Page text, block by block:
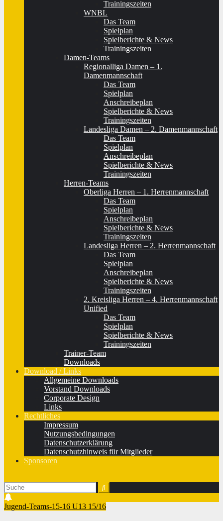
Trainingszeiten
WNBL
Das Team
Spielplan
Spielberichte & News
Trainingszeiten
Damen-Teams
Regionalliga Damen – 1.
Damenmannschaft
Das Team
Spielplan
Anschreibeplan
Spielberichte & News
Trainingszeiten
Landesliga Damen – 2. Damenmannschaft
Das Team
Spielplan
Anschreibeplan
Spielberichte & News
Trainingszeiten
Herren-Teams
Oberliga Herren – 1. Herrenmannschaft
Das Team
Spielplan
Anschreibeplan
Spielberichte & News
Trainingszeiten
Landesliga Herren – 2. Herrenmannschaft
Das Team
Spielplan
Anschreibeplan
Spielberichte & News
Trainingszeiten
2. Kreisliga Herren – 4. Herrenmannschaft
Unified
Das Team
Spielplan
Spielberichte & News
Trainingszeiten
Trainer-Team
Downloads
Download / Links
Allgemeine Downloads
Vorstand Downloads
Corporate Design
Links
Rechtliches
Impressum
Nutzungsbedingungen
Datenschutzerklärung
Datenschutzhinweis für Mitglieder
Sponsoren
Jugend-Teams-15-16 U13 15/16